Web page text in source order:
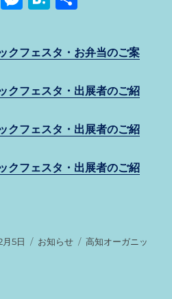
e
ss
e
n
er
e
n
a
クフェスタ・お弁当のご案
クフェスタ・出展者のご紹
クフェスタ・出展者のご紹
クフェスタ・出展者のご紹
月5日
カ
お知らせ
タ
高知オーガニッ